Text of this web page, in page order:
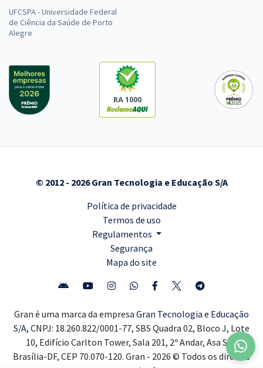
UFCSPA - Universidade Federal
de Ciência da Saúde de Porto
Alegre
RA 1000
© 2012 - 2026 Gran Tecnologia e Educação S/A
Política de privacidade
Termos de uso
Regulamentos
Segurança
Mapa do site
Gran é uma marca da empresa Gran Tecnologia e Educação
S/A, CNPJ: 18.260.822/0001-77, SBS Quadra 02, Bloco J, Lote
10, Edifício Carlton Tower, Sala 201, 2º Andar, Asa Sul,
Brasília-DF, CEP 70.070-120. Gran - 2026 © Todos os direitos